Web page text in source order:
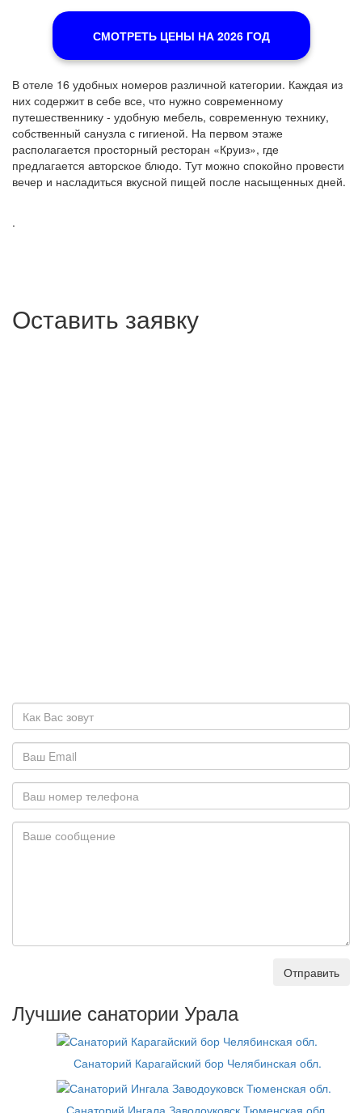
СМОТРЕТЬ ЦЕНЫ НА 2026 ГОД
В отеле 16 удобных номеров различной категории. Каждая из
них содержит в себе все, что нужно современному
путешественнику - удобную мебель, современную технику,
собственный санузла с гигиеной. На первом этаже
располагается просторный ресторан «Круиз», где
предлагается авторское блюдо. Тут можно спокойно провести
вечер и насладиться вкусной пищей после насыщенных дней.
.
Оставить заявку
Отправить
Лучшие санатории Урала
Санаторий Карагайский бор Челябинская обл.
Санаторий Ингала Заводоуковск Тюменская обл.